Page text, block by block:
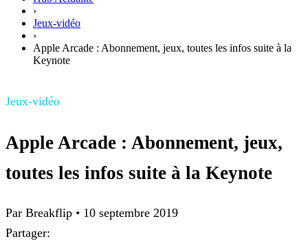
›
Jeux-vidéo
›
Apple Arcade : Abonnement, jeux, toutes les infos suite à la
Keynote
Jeux-vidéo
Apple Arcade : Abonnement, jeux,
toutes les infos suite à la Keynote
Par Breakflip • 10 septembre 2019
Partager: